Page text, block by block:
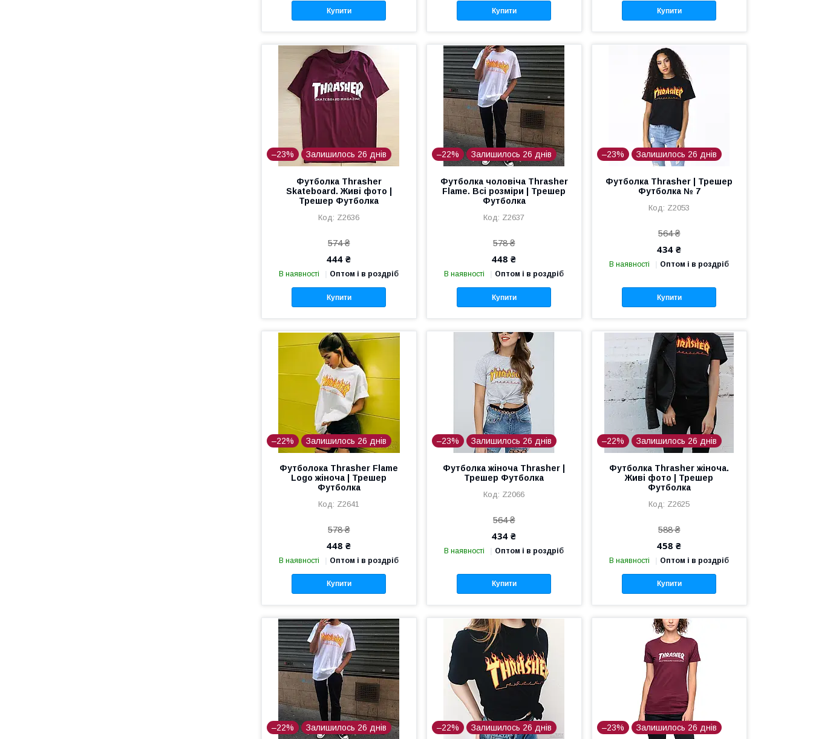
Купити Купити Купити
–23% Залишилось 26 днів
Футболка Thrasher
Skateboard. Живі фото |
Трешер Футболка
Z2636
574 ₴
444 ₴
В наявності Оптом і в роздріб
Купити
–22% Залишилось 26 днів
Футболка чоловіча Thrasher
Flame. Всі розміри | Трешер
Футболка
Z2637
578 ₴
448 ₴
В наявності Оптом і в роздріб
Купити
–23% Залишилось 26 днів
Футболка Thrasher | Трешер
Футболка № 7
Z2053
564 ₴
434 ₴
В наявності Оптом і в роздріб
Купити
–22% Залишилось 26 днів
Футболока Thrasher Flame
Logo жіноча | Трешер
Футболка
Z2641
578 ₴
448 ₴
В наявності Оптом і в роздріб
Купити
–23% Залишилось 26 днів
Футболка жіноча Thrasher |
Трешер Футболка
Z2066
564 ₴
434 ₴
В наявності Оптом і в роздріб
Купити
–22% Залишилось 26 днів
Футболка Thrasher жіноча.
Живі фото | Трешер
Футболка
Z2625
588 ₴
458 ₴
В наявності Оптом і в роздріб
Купити
–22% Залишилось 26 днів –22% Залишилось 26 днів –23% Залишилось 26 днів